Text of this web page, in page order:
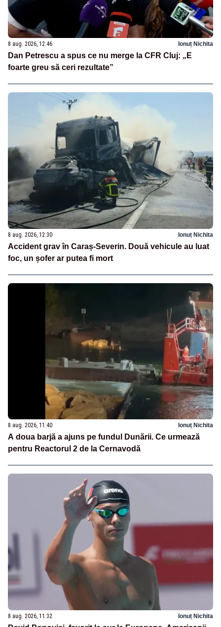
8 aug. 2026, 12:46 Ionuț Nichita
Dan Petrescu a spus ce nu merge la CFR Cluj: „E
foarte greu să ceri rezultate”
8 aug. 2026, 12:30 Ionuț Nichita
Accident grav în Caraș-Severin. Două vehicule au luat
foc, un șofer ar putea fi mort
8 aug. 2026, 11:40 Ionuț Nichita
A doua barjă a ajuns pe fundul Dunării. Ce urmează
pentru Reactorul 2 de la Cernavodă
8 aug. 2026, 11:32 Ionuț Nichita